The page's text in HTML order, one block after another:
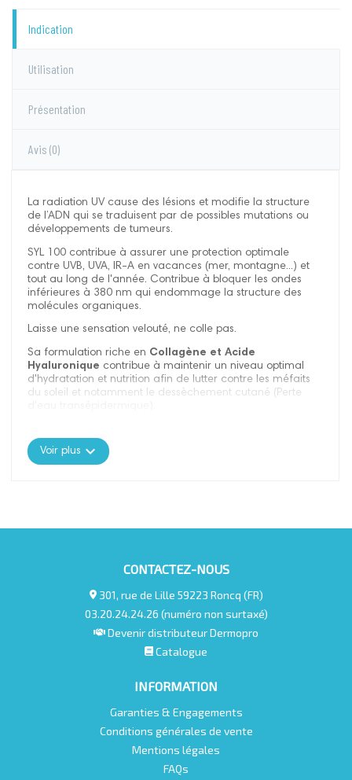
Indication
Utilisation
Présentation
Avis (0)
La radiation UV cause des lésions et modifie la structure
de l’ADN qui se traduisent par de possibles mutations ou
développements de tumeurs.
SYL 100 contribue à assurer une protection optimale
contre UVB, UVA, IR-A en vacances (mer, montagne...) et
tout au long de l'année. Contribue à bloquer les ondes
inférieures à 380 nm qui endommage la structure des
molécules organiques.
Laisse une sensation velouté, ne colle pas.
Sa formulation riche en Collagène et Acide
Hyaluronique contribue à maintenir un niveau optimal
d'hydratation et nutrition afin de lutter contre les méfaits
du soleil et notamment le dessèchement cutané (Perte
"élastique".
Formulation sans a
Voir plus expand_more
CONTACTEZ-NOUS
301, rue de Lille 59223 Roncq (FR)
03.20.24.24.26 (numéro non surtaxé)
Devenir distributeur Dermopro
Catalogue
INFORMATION
Garanties & Engagements
Conditions générales de vente
Mentions légales
FAQs